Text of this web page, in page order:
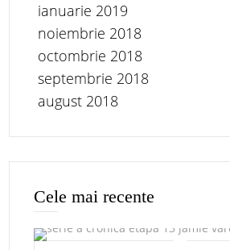
ianuarie 2019
noiembrie 2018
octombrie 2018
septembrie 2018
august 2018
Cele mai recente